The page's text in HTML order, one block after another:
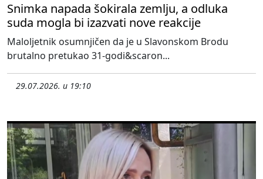
Snimka napada šokirala zemlju, a odluka
suda mogla bi izazvati nove reakcije
Maloljetnik osumnjičen da je u Slavonskom Brodu
brutalno pretukao 31-godi&scaron...
29.07.2026. u 19:10